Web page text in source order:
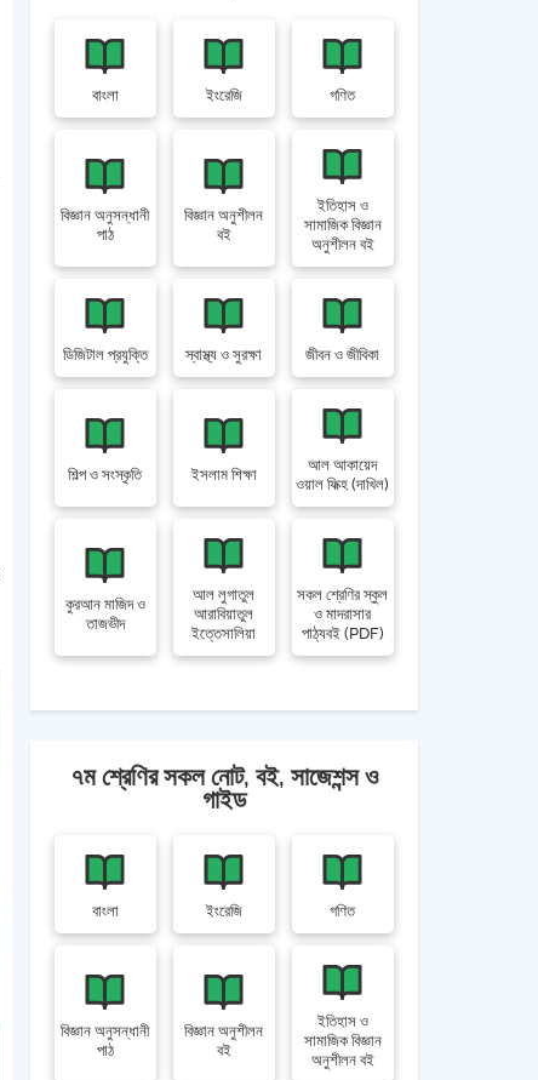
বাংলা ইংরেজি গণিত
বিজ্ঞান অনুসন্ধানী
পাঠ
বিজ্ঞান অনুশীলন
বই
ইতিহাস ও
সামাজিক বিজ্ঞান
অনুশীলন বই
ডিজিটাল প্রযুক্তি স্বাস্থ্য ও সুরক্ষা জীবন ও জীবিকা
শিল্প ও সংস্কৃতি ইসলাম শিক্ষা
আল আকায়েদ
ওয়াল ফিক্হ (দাখিল)
কুরআন মাজিদ ও
তাজভীদ
আল লুগাতুল
আরাবিয়াতুল
ইত্তেসালিয়া
সকল শ্রেণির স্কুল
ও মাদরাসার
পাঠ্যবই (PDF)
৭ম শ্রেণির সকল নোট, বই, সাজেশন্স ও
গাইড
বাংলা ইংরেজি গণিত
বিজ্ঞান অনুসন্ধানী
পাঠ
বিজ্ঞান অনুশীলন
বই
ইতিহাস ও
সামাজিক বিজ্ঞান
অনুশীলন বই